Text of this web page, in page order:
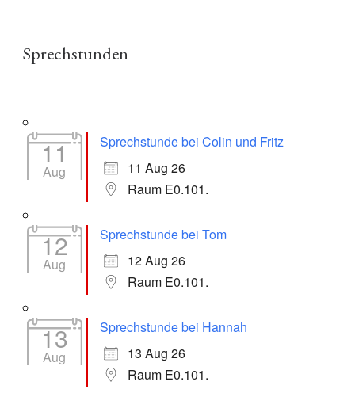
Sprechstunden
11
Aug
Sprechstunde bei Colin und Fritz
11 Aug 26
Raum E0.101.
12
Aug
Sprechstunde bei Tom
12 Aug 26
Raum E0.101.
13
Aug
Sprechstunde bei Hannah
13 Aug 26
Raum E0.101.